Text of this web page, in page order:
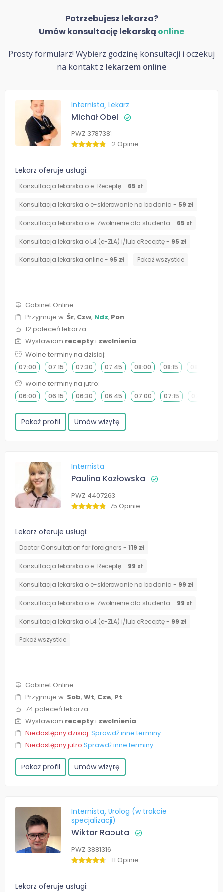
Potrzebujesz lekarza?
Umów konsultację lekarską online
Prosty formularz! Wybierz godzinę konsultacji i oczekuj
na kontakt z lekarzem online
Internista Lekarz
Michał Obel
PWZ 3787381
12 Opinie
Lekarz oferuje usługi:
Konsultacja lekarska o e-Receptę - 65 zł
Konsultacja lekarska o e-skierowanie na badania - 59 zł
Konsultacja lekarska o e-Zwolnienie dla studenta - 65 zł
Konsultacja lekarska o L4 (e-ZLA) i/lub eReceptę - 95 zł
Konsultacja lekarska online - 95 zł Pokaż wszystkie
Gabinet Online
Przyjmuje w: Śr, Czw, Ndz, Pon
12 poleceń lekarza
Wystawiam receptyi zwolnienia
Wolne terminy na dzisiaj:
07:00 07:15 07:30 07:45 08:00 08:15 08:30
Wolne terminy na jutro:
06:00 06:15 06:30 06:45 07:00 07:15 07:30
Pokaż profil Umów wizytę
Internista
Paulina Kozłowska
PWZ 4407263
75 Opinie
Lekarz oferuje usługi:
Doctor Consultation for foreigners - 119 zł
Konsultacja lekarska o e-Receptę - 99 zł
Konsultacja lekarska o e-skierowanie na badania - 99 zł
Konsultacja lekarska o e-Zwolnienie dla studenta - 99 zł
Konsultacja lekarska o L4 (e-ZLA) i/lub eReceptę - 99 zł
Pokaż wszystkie
Gabinet Online
Przyjmuje w: Sob, Wt, Czw, Pt
74 poleceń lekarza
Wystawiam receptyi zwolnienia
Niedostępny dzisiaj. Sprawdź inne terminy
Niedostępny jutro Sprawdź inne terminy
Pokaż profil Umów wizytę
Internista Urolog (w trakcie
specjalizacji)
Wiktor Raputa
PWZ 3881316
111 Opinie
Lekarz oferuje usługi: